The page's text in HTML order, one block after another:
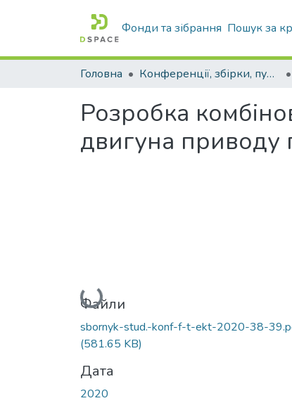
Фонди та зібрання Пошук за
Головна Конференції, збірки, публікації молодих вчених і здобувачів : магістрів, бакалаврів, аспірантів.
Розробка
двигуна приводу
Вантажиться...
Файли
sbornyk-stud.-konf-f-t-ekt-2020-38-
(581.65 KB)
Дата
2020